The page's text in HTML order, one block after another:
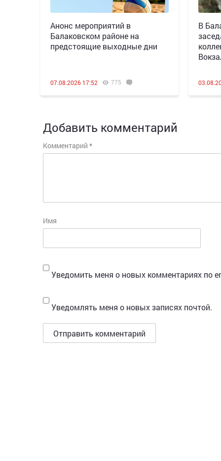
Анонс мероприятий в
Балаковском районе на
предстоящие выходные дни
07.08.2026 17:52 775
В
Добавить комментарий
Комментарий *
Имя
Уведомить меня о новых комментариях по
Уведомлять меня о новых записях почтой.